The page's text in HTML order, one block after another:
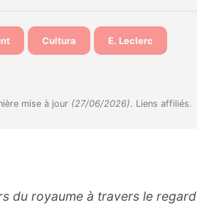
Cultura E. Leclerc
mise à jour (27/06/2026). Liens affiliés.
du royaume à travers le regard